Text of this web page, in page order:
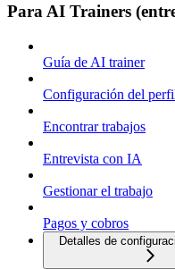
Para AI Trainers
Guía de AI trainer
Configuración del
Encontrar trabajos
Entrevista con IA
Gestionar el trabajo
Pagos y cobros
Detalles de